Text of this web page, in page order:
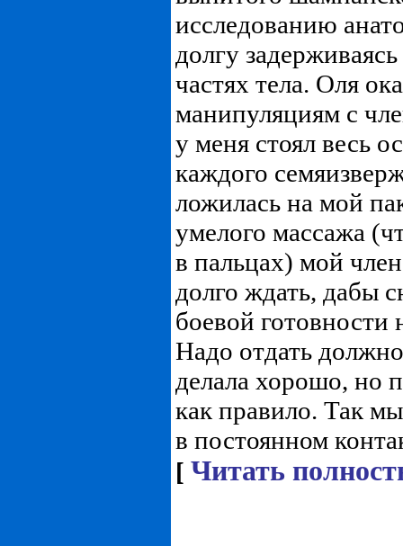
исследованию
долгу
частях тела. Оля
манипуляциям с
у меня стоял весь
каждого
ложилась на мой
умелого массажа
в пальцах) мой член
долго ждать, дабы
боевой готовности
Надо отдать
делала хорошо, но
как правило. Так
в постоянном
[ Читать